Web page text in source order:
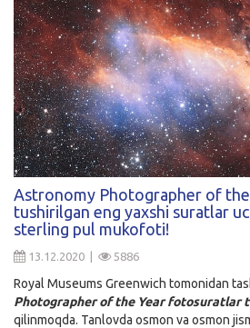
Blog
Yana
Qidirish
Astronomy Photographer of
tushirilgan eng yaxshi suratlar
sterling pul mukofoti!
13.12.2020 | 5886
Royal Museums Greenwich tomonidan
Photographer of the Year fotosuratlar
qilinmoqda. Tanlovda osmon va osmon